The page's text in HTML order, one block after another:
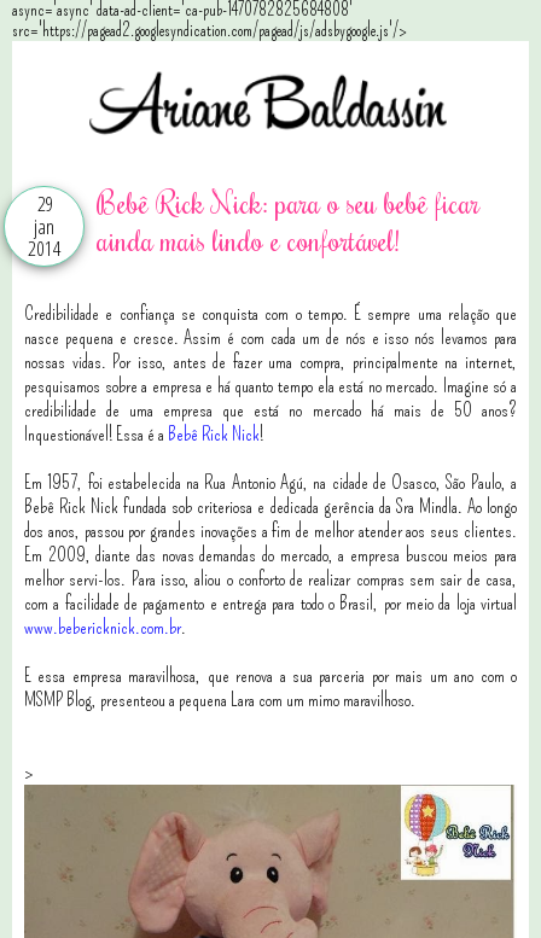
async='async' data-ad-client='ca-pub-1470782825684808'
src='https://pagead2.googlesyndication.com/pagead/js/adsbygoogle.js'/>
29
jan
2014
Bebê Rick Nick: para o seu bebê ficar
ainda mais lindo e confortável!
Credibilidade e confiança se conquista com o tempo. É sempre uma relação que
nasce pequena e cresce. Assim é com cada um de nós e isso nós levamos para
nossas vidas. Por isso, antes de fazer uma compra, principalmente na internet,
pesquisamos sobre a empresa e há quanto tempo ela está no mercado. Imagine só a
credibilidade de uma empresa que está no mercado há mais de 50 anos?
Inquestionável! Essa é a Bebê Rick Nick!
Em 1957, foi estabelecida na Rua Antonio Agú, na cidade de Osasco, São Paulo, a
Bebê Rick Nick fundada sob criteriosa e dedicada gerência da Sra Mindla. Ao longo
dos anos, passou por grandes inovações a fim de melhor atender aos seus clientes.
Em 2009, diante das novas demandas do mercado, a empresa buscou meios para
melhor servi-los. Para isso, aliou o conforto de realizar compras sem sair de casa,
com a facilidade de pagamento e entrega para todo o Brasil, por meio da loja virtual
www.bebericknick.com.br.
E essa empresa maravilhosa, que renova a sua parceria por mais um ano com o
MSMP Blog, presenteou a pequena Lara com um mimo maravilhoso.
>